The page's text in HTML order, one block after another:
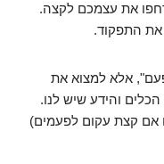
את עצמכם לקצה.
את התפקוד.
אלא למצוא את
והידע שיש לנו.
אם קצת עקום לפעמים)